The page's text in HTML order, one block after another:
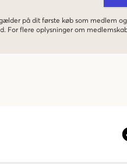
på dit første køb som medlem
For flere oplysninger om